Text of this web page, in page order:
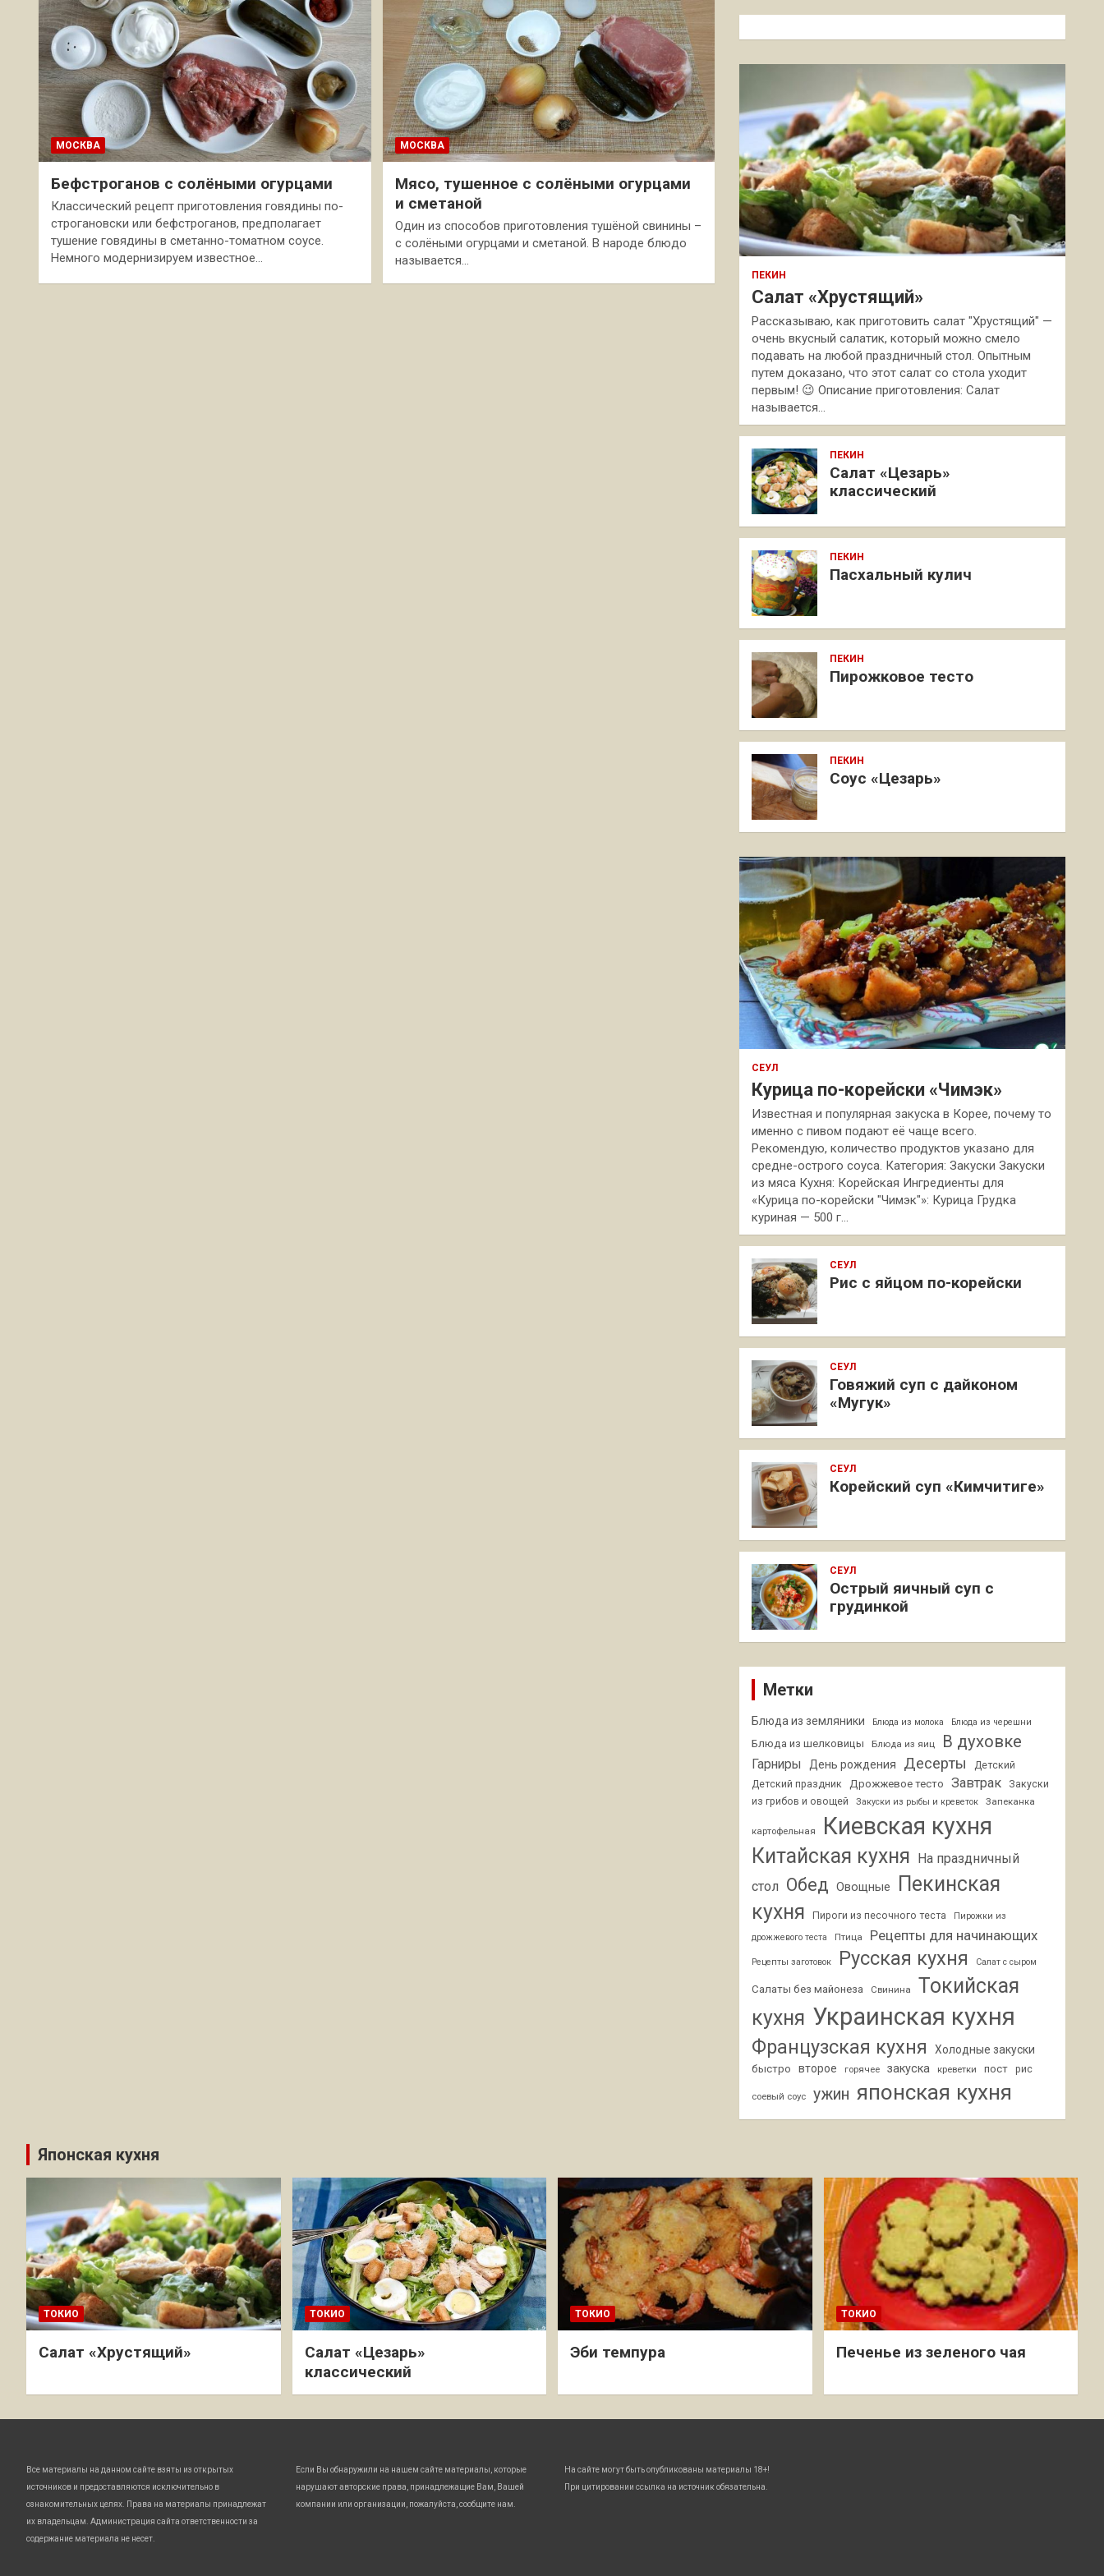
МОСКВА
Бефстроганов с солёными огурцами
Классический рецепт приготовления говядины по-
строгановски или бефстроганов, предполагает
тушение говядины в сметанно-томатном соусе.
Немного модернизируем известное…
МОСКВА
Мясо, тушенное с солёными огурцами
и сметаной
Один из способов приготовления тушёной свинины –
с солёными огурцами и сметаной. В народе блюдо
называется…
к
ПЕКИН
Салат «Хрустящий»
Рассказываю, как приготовить салат "Хрустящий" —
очень вкусный салатик, который можно смело
подавать на любой праздничный стол. Опытным
путем доказано, что этот салат со стола уходит
первым! 😉 Описание приготовления: Салат
называется…
ПЕКИН
Салат «Цезарь»
классический
ПЕКИН
Пасхальный кулич
ПЕКИН
Пирожковое тесто
ПЕКИН
Соус «Цезарь»
СЕУЛ
Курица по-корейски «Чимэк»
Известная и популярная закуска в Корее, почему то
именно с пивом подают её чаще всего.
Рекомендую, количество продуктов указано для
средне-острого соуса. Категория: Закуски Закуски
из мяса Кухня: Корейская Ингредиенты для
«Курица по-корейски "Чимэк"»: Курица Грудка
куриная — 500 г…
СЕУЛ
Рис с яйцом по-корейски
СЕУЛ
Говяжий суп с дайконом
«Мугук»
СЕУЛ
Корейский суп «Кимчитиге»
СЕУЛ
Острый яичный суп с
грудинкой
Метки
Блюда из земляники Блюда из молока Блюда из черешни
Блюда из шелковицы Блюда из яиц В духовке
Гарниры День рождения Десерты
Детский
Детский праздник
Дрожжевое тесто Завтрак
Закуски
из грибов и овощей
Закуски из рыбы и креветок Запеканка
картофельная Киевская кухня
Китайская кухня На праздничный
стол Обед Овощные
Пекинская
кухня
Пироги из песочного теста
Пирожки из
дрожжевого теста
Птица Рецепты для начинающих
Рецепты заготовок Русская кухня Салат с сыром
Салаты без майонеза Свинина
Токийская
кухня Украинская кухня
Французская кухня Холодные закуски
быстро второе горячее закуска креветки пост рис
соевый соус ужин японская кухня
Японская кухня
ТОКИО
Салат «Хрустящий»
ТОКИО
Салат «Цезарь»
классический
ТОКИО
Эби темпура
ТОКИО
Печенье из зеленого чая
Все материалы на данном сайте взяты из открытых
источников и предоставляются исключительно в
ознакомительных целях. Права на материалы принадлежат
их владельцам. Администрация сайта ответственности за
содержание материала не несет.
Если Вы обнаружили на нашем сайте материалы, которые
нарушают авторские права, принадлежащие Вам, Вашей
компании или организации, пожалуйста, сообщите нам.
На сайте могут быть опубликованы материалы 18+!
При цитировании ссылка на источник обязательна.